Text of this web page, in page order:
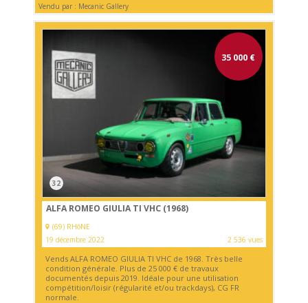
Vendu par : Mecanic Gallery
35 000 €
32
ALFA ROMEO GIULIA TI VHC (1968)
(69) RHôNE
19 décembre 2022
2 536 vues
Vends ALFA ROMEO GIULIA TI VHC de 1968. Très belle
condition générale. Plus de 25 000 € de travaux
documentés depuis 2019. Idéale pour une utilisation
compétition/loisir (régularité et/ou trackdays), CG FR
normale.